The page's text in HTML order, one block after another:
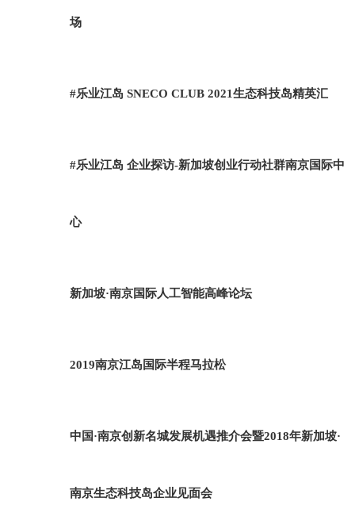
场
#乐业江岛 SNECO CLUB 2021生态科技岛精英汇
#乐业江岛 企业探访-新加坡创业行动社群南京国际中
心
新加坡·南京国际人工智能高峰论坛
2019南京江岛国际半程马拉松
中国·南京创新名城发展机遇推介会暨2018年新加坡·
南京生态科技岛企业见面会